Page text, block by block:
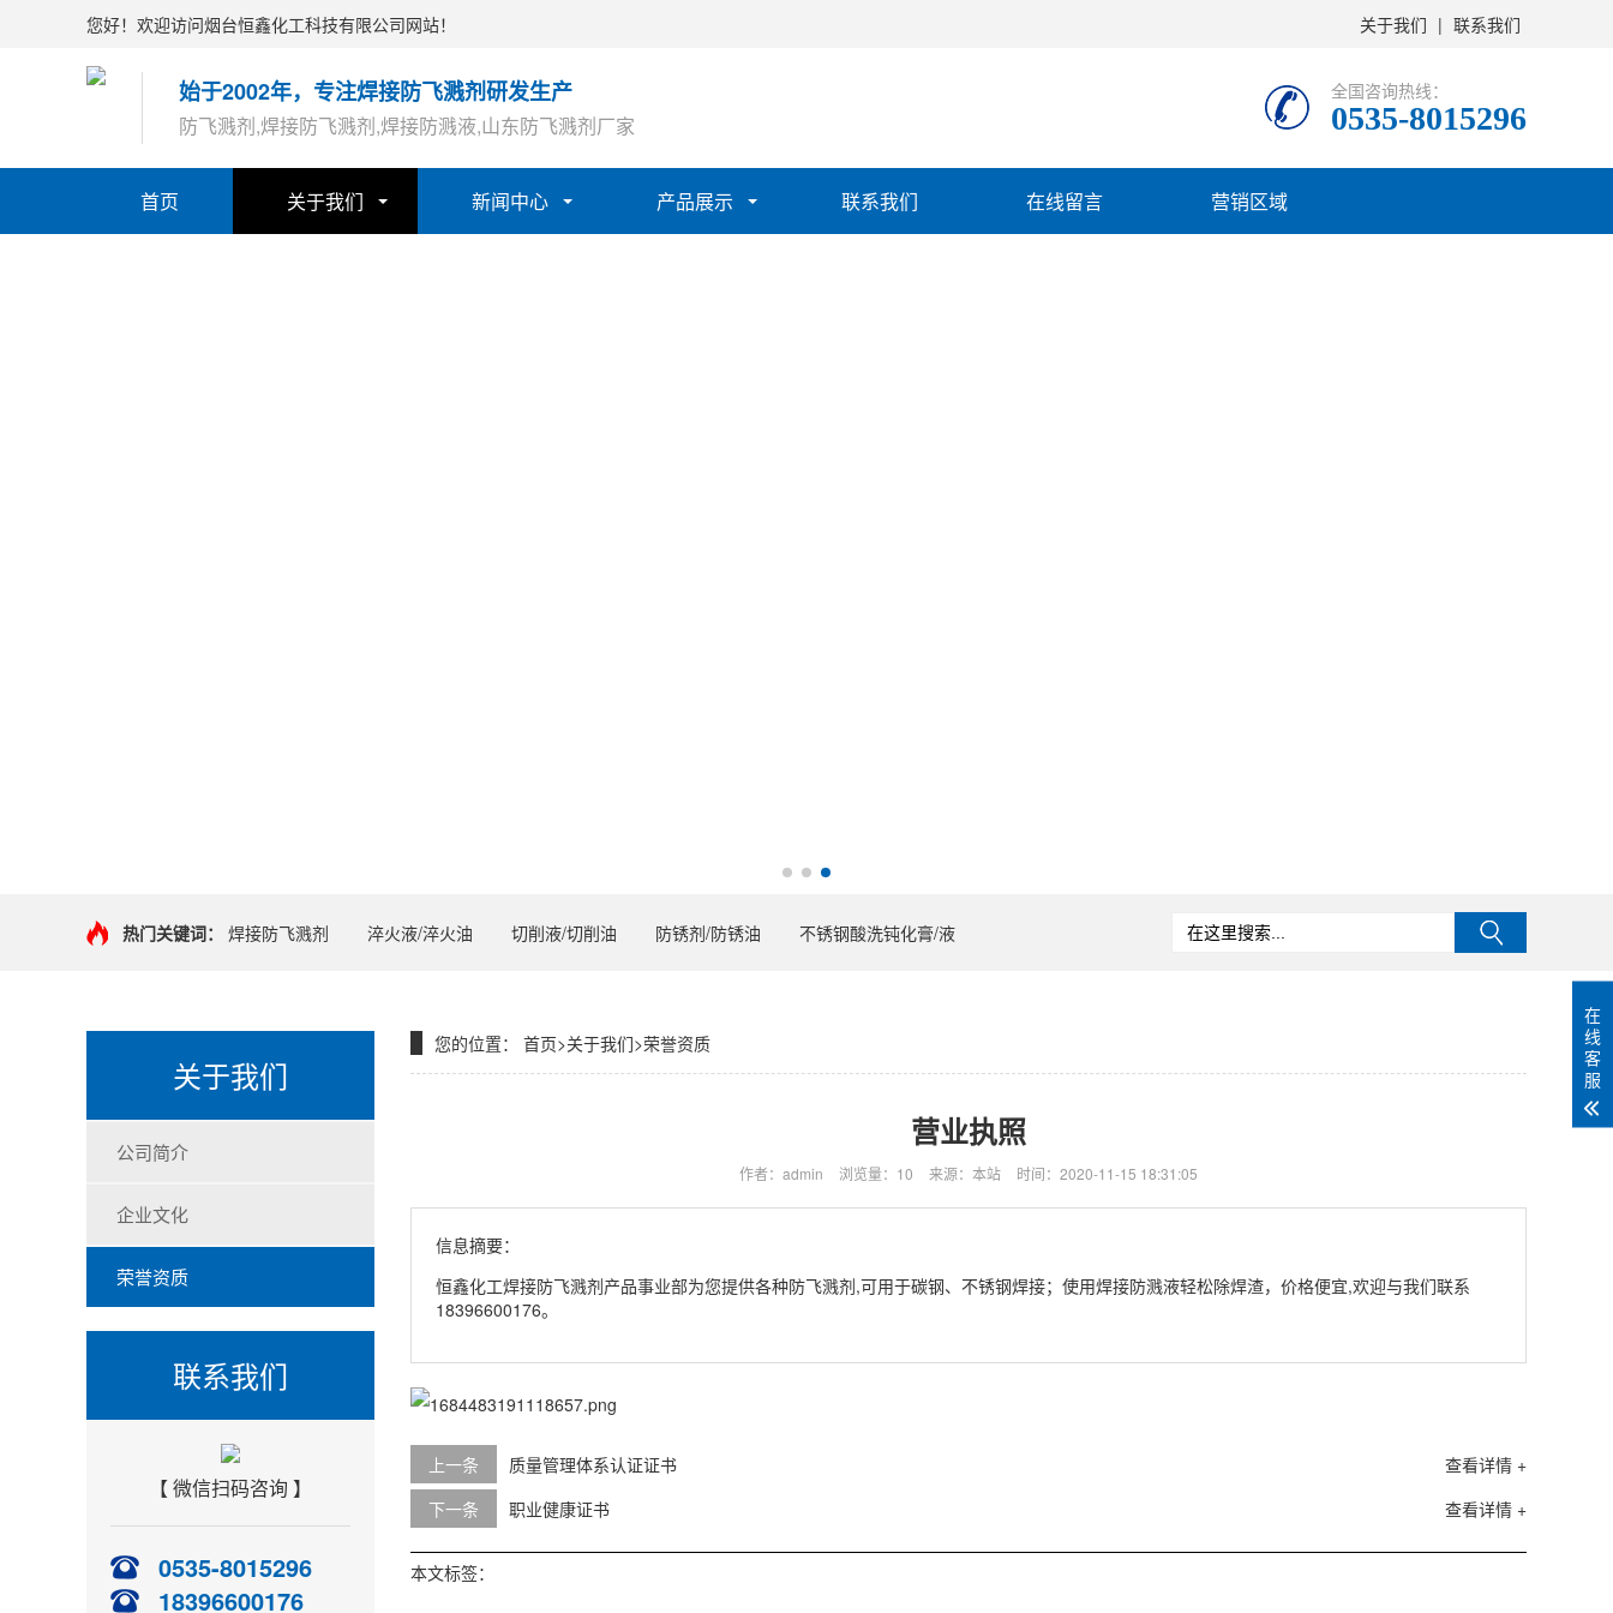
您好！欢迎访问烟台恒鑫化工科技有限公司网站！ 关于我们 | 联系我们
始于2002年，专注焊接防飞溅剂研发生产
防飞溅剂,焊接防飞溅剂,焊接防溅液,山东防飞溅剂厂家
全国咨询热线：
0535-8015296
首页 关于我们 新闻中心 产品展示 联系我们 在线留言 营销区域
热门关键词： 焊接防飞溅剂 淬火液/淬火油 切削液/切削油 防锈剂/防锈油 不锈钢酸洗钝化膏/液
关于我们
公司简介
企业文化
荣誉资质
联系我们
【 微信扫码咨询 】
0535-8015296
18396600176
您的位置： 首页>关于我们>荣誉资质
营业执照
作者：admin 浏览量：10 来源：本站 时间：2020-11-15 18:31:05
信息摘要：
恒鑫化工焊接防飞溅剂产品事业部为您提供各种防飞溅剂,可用于碳钢、不锈钢焊接；使用焊接防溅液轻松除焊渣，价格便宜,欢迎与我们联系
18396600176。
上一条 查看详情 +
质量管理体系认证证书
下一条
查看详情 +
职业健康证书
本文标签：
在
线
客
服